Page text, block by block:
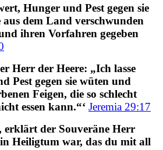
Hunger und Pest gegen sie
aus dem Land verschwunden
ihren Vorfahren gegeben
Herr der Heere: „Ich lasse
Pest gegen sie wüten und
Feigen, die so schlecht
essen kann.“‘ Jeremia 29:17
erklärt der Souveräne Herr
Heiligtum war, das du mit all